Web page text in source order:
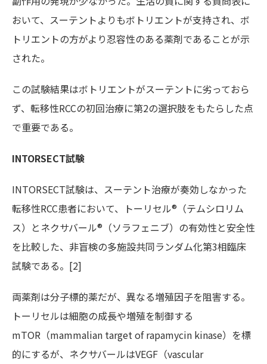
おいて、スーテントよりもボトリエントが支持され、ボ
トリエントの方がより忍容性のある薬剤であることが示
された。
この試験結果はボトリエントがスーテントに劣っておら
ず、転移性RCCの初回治療に第2の選択肢をもたらした点
で重要である。
INTORSECT試験
INTORSECT試験は、スーテント治療が奏効しなかった
転移性RCC患者において、トーリセル®（テムシロリム
ス）とネクサバール®（ソラフェニブ）の有効性と安全性
を比較した、非盲検の多施設共同ランダム化第3相臨床
試験である。[2]
両薬剤は分子標的薬だが、異なる増殖因子を阻害する。
トーリセルは細胞の成長や増殖を制御する
mTOR（mammalian target of rapamycin kinase）を標
的にするが、ネクサバールはVEGF（vascular